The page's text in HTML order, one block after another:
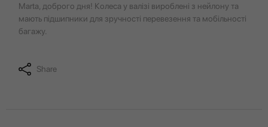
Marta, доброго дня! Колеса у валізі вироблені з нейлону та
мають підшипники для зручності перевезення та мобільності
багажу.
Share